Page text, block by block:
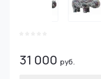
31 000 руб.